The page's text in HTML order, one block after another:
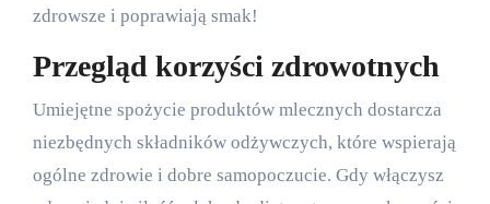
zdrowsze i poprawiają smak!
Przegląd korzyści zdrowotnych
Umiejętne spożycie produktów mlecznych dostarcza
niezbędnych składników odżywczych, które wspierają
ogólne zdrowie i dobre samopoczucie. Gdy włączysz